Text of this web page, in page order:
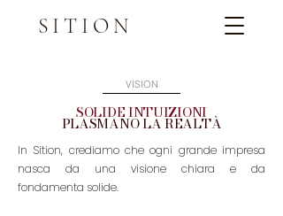
SITION
VISION
SOLIDE INTUIZIONI
PLASMANO LA REALTÀ
In Sition, crediamo che ogni grande impresa
nasca da una visione chiara e da
fondamenta solide.